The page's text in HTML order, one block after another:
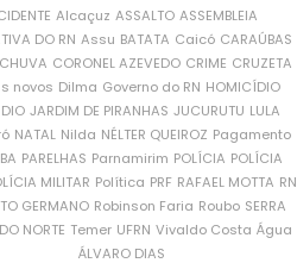
Alcaçuz ASSALTO ASSEMBLEIA
DO RN Assu BATATA Caicó CARAÚBAS
CORONEL AZEVEDO CRIME CRUZETA
novos Dilma Governo do RN HOMICÍDIO
JARDIM DE PIRANHAS JUCURUTU LULA
NATAL Nilda NÉLTER QUEIROZ Pagamento
PARELHAS Parnamirim POLÍCIA POLÍCIA
MILITAR Política PRF RAFAEL MOTTA RN
GERMANO Robinson Faria Roubo SERRA
NORTE Temer UFRN Vivaldo Costa Água
ÁLVARO DIAS